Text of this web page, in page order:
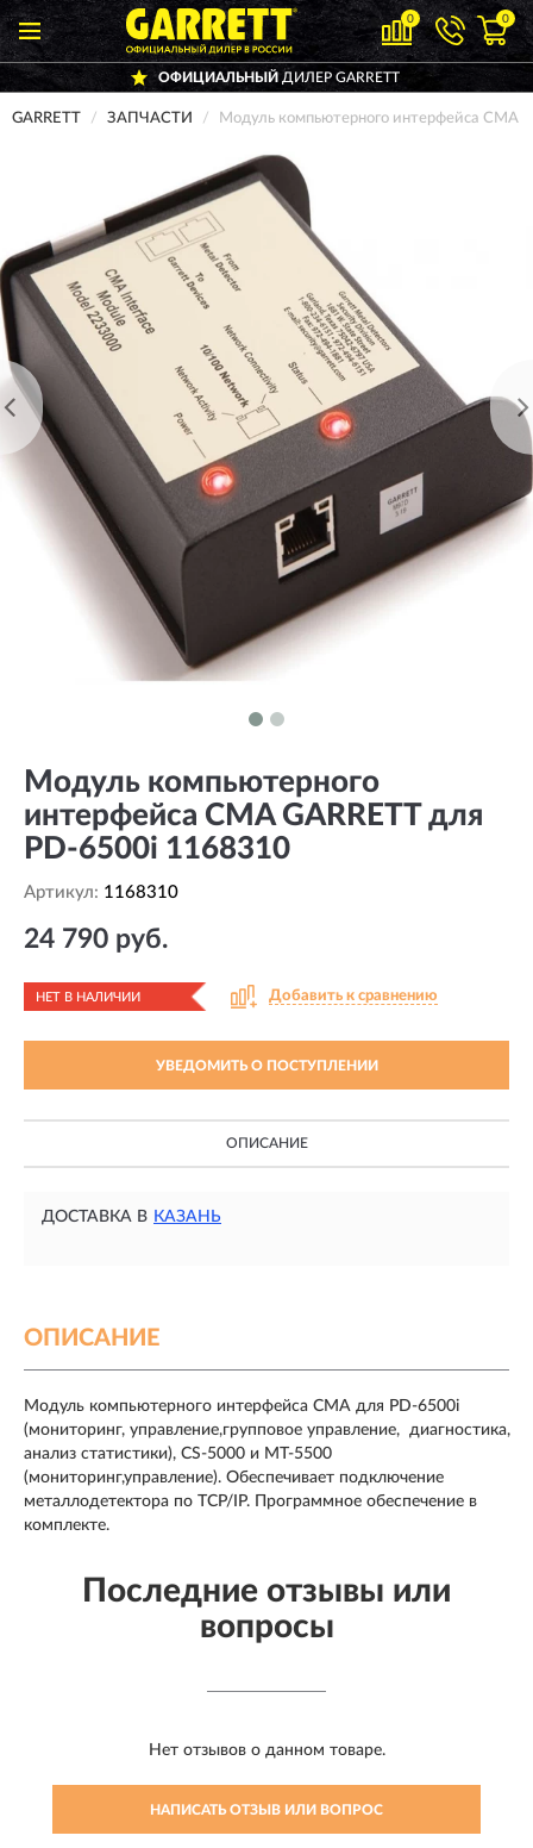
0 0
ОФИЦИАЛЬНЫЙДИЛЕР GARRETT
GARRETT ЗАПЧАСТИ Модуль компьютерного интерфейса CMA
Модуль компьютерного
интерфейса CMA GARRETT для
PD-6500i 1168310
Артикул: 1168310
24 790 руб.
НЕТ В НАЛИЧИИ Добавить к сравнению
УВЕДОМИТЬ О ПОСТУПЛЕНИИ
ОПИСАНИЕ
ДОСТАВКА В КАЗАНЬ
ОПИСАНИЕ
Модуль компьютерного интерфейса CMA для PD-6500i
(мониторинг, управление,групповое управление, диагностика,
анализ статистики), CS-5000 и MT-5500
(мониторинг,управление). Обеспечивает подключение
металлодетектора по TCP/IP. Программное обеспечение в
комплекте.
Последние отзывы или
вопросы
Нет отзывов о данном товаре.
НАПИСАТЬ ОТЗЫВ ИЛИ ВОПРОС